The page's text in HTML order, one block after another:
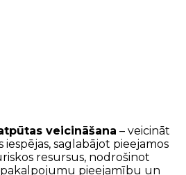
veicināšana – veicināt
saglabājot pieejamos
resursus, nodrošinot
pieejamību un